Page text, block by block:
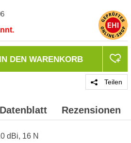
IN DEN WARENKORB
Teilen
Datenblatt Rezensionen
dBi, 16 N